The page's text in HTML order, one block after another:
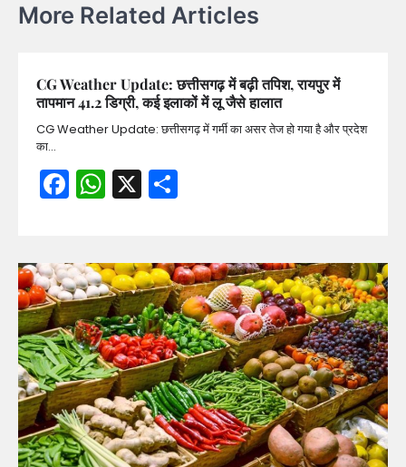
More Related Articles
CG Weather Update: छत्तीसगढ़ में बढ़ी तपिश, रायपुर में
तापमान 41.2 डिग्री, कई इलाकों में लू जैसे हालात
CG Weather Update: छत्तीसगढ़ में गर्मी का असर तेज हो गया है और प्रदेश
का…
Facebook
WhatsApp
X